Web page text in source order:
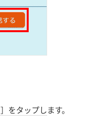
］をタップします。